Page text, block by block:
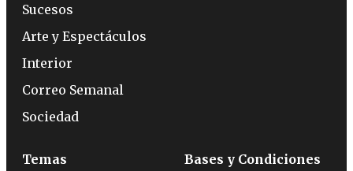
Sucesos
Arte y Espectáculos
Interior
Correo Semanal
Sociedad
Temas Bases y Condiciones